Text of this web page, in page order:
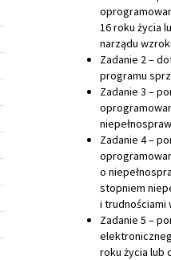
16 roku życia
narządu
Zadanie 2 –
programu
Zadanie 3 –
Zadanie 4 –
o
stopniem
i trudnościami
Zadanie 5 –
roku życia lub